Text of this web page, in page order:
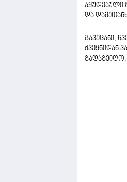
აყუდებული
და
გავეცანი,
ქვეყნიდან